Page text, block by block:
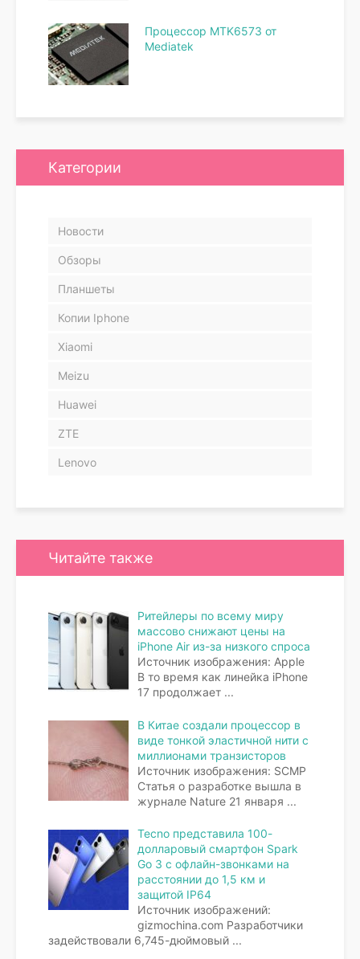
Процессор MTK6573 от
Mediatek
Категории
Новости
Обзоры
Планшеты
Копии Iphone
Xiaomi
Meizu
Huawei
ZTE
Lenovo
Читайте также
Ритейлеры по всему миру
массово снижают цены на
iPhone Air из-за низкого спроса
Источник изображения: Apple
В то время как линейка iPhone
17 продолжает ...
В Китае создали процессор в
виде тонкой эластичной нити с
миллионами транзисторов
Источник изображения: SCMP
Статья о разработке вышла в
журнале Nature 21 января ...
Tecno представила 100-
долларовый смартфон Spark
Go 3 с офлайн-звонками на
расстоянии до 1,5 км и
защитой IP64
Источник изображений:
gizmochina.com Разработчики
задействовали 6,745-дюймовый ...